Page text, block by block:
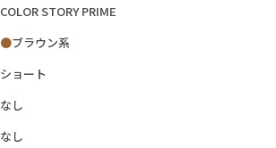
COLOR STORY PRIME
ブラウン系
ショート
なし
なし